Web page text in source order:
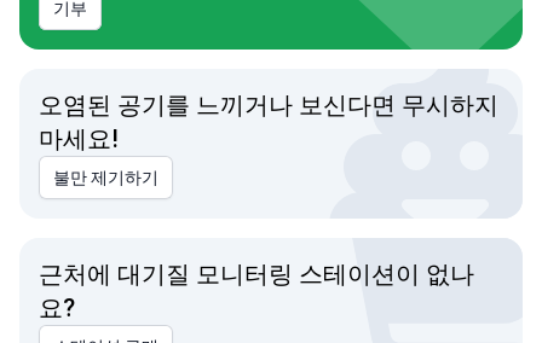
기부
오염된 공기를 느끼거나 보신다면 무시하지
마세요!
불만 제기하기
근처에 대기질 모니터링 스테이션이 없나
요?